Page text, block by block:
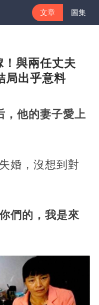
文章 圖集
與兩任丈夫
局出乎意料
，他的妻子愛上
婚，沒想到對
們的，我是來